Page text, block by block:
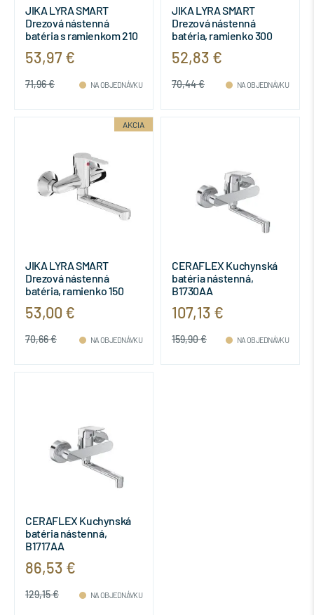
JIKA LYRA SMART
Drezová nástenná
batéria s ramienkom 210
H3111Z70042301
53,97 €
71,96 € NA OBJEDNÁVKU
JIKA LYRA SMART
Drezová nástenná
batéria, ramienko 300
H3111Z70042401
52,83 €
70,44 € NA OBJEDNÁVKU
AKCIA
JIKA LYRA SMART
Drezová nástenná
batéria, ramienko 150
H3111Z70042201
53,00 €
70,66 € NA OBJEDNÁVKU
CERAFLEX Kuchynská
batéria nástenná,
B1730AA
107,13 €
159,90 € NA OBJEDNÁVKU
CERAFLEX Kuchynská
batéria nástenná,
B1717AA
86,53 €
129,15 € NA OBJEDNÁVKU